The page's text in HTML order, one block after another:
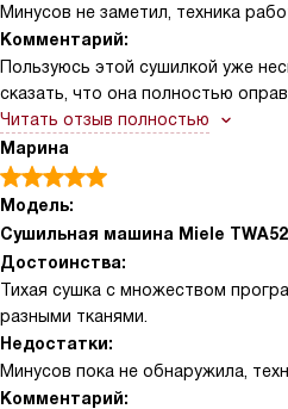
Минусов не заметил, техника
Комментарий:
Пользуюсь этой сушилкой уже
сказать, что она полностью
Особенно порадовала функция
загрузить белье вечером и
что очень удобно при плотном
сушки выходят мягкими и
здорово экономит время на
работает отлично, не боится
Отдельно отмечу, что барабан
подсветкой внутри – это не
легко заметить, если что-то
автоматически определяет
Читать отзыв полностью
Марина
Модель:
Сушильная машина Miele
Достоинства:
Тихая сушка с множеством
разными тканями.
Недостатки:
Минусов пока не обнаружила,
Комментарий: